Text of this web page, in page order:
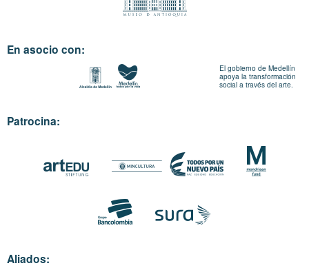
En asocio con:
El gobierno de Medellín
apoya la transformación
social a través del arte.
Patrocina:
Aliados: